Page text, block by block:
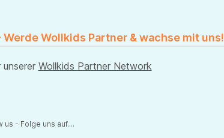
Wollkids Partner & wachse mit uns!
unserer Wollkids Partner Network
us - Folge uns auf....